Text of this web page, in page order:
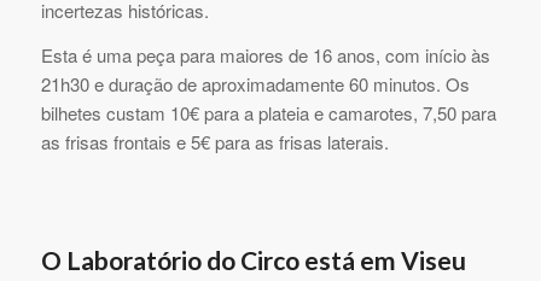
incertezas históricas.
Esta é uma peça para maiores de 16 anos, com início às
21h30 e duração de aproximadamente 60 minutos. Os
bilhetes custam 10€ para a plateia e camarotes, 7,50 para
as frisas frontais e 5€ para as frisas laterais.
O Laboratório do Circo está em Viseu